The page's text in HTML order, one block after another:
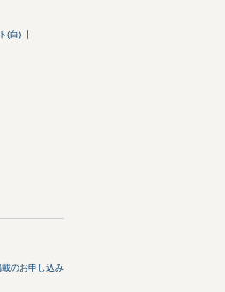
(白)
載のお申し込み